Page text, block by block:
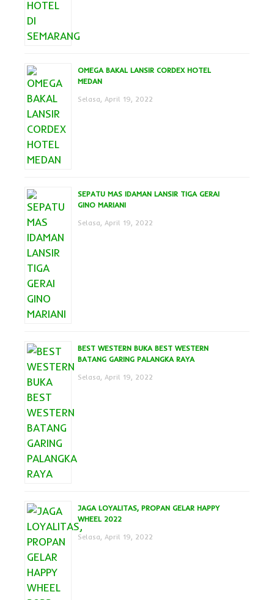
OMEGA BAKAL LANSIR CORDEX HOTEL
MEDAN
Selasa, April 19, 2022
SEPATU MAS IDAMAN LANSIR TIGA GERAI
GINO MARIANI
Selasa, April 19, 2022
BEST WESTERN BUKA BEST WESTERN
BATANG GARING PALANGKA RAYA
Selasa, April 19, 2022
JAGA LOYALITAS, PROPAN GELAR HAPPY
WHEEL 2022
Selasa, April 19, 2022